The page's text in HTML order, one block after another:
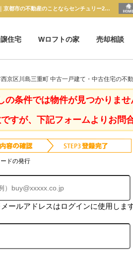
京都府 京都市西京区川島三重町 中古一戸建て・中古住宅｜京都市の不動産のことならセンチュリー21京都ハウス
住宅 Wロフトの家 売却相談
京区川島三重町 中古一戸建て・中古住宅の不
の条件では物件が見つかりませ
すが、下記フォームよりお問
ドの発行
ールアドレスはログインに使用します